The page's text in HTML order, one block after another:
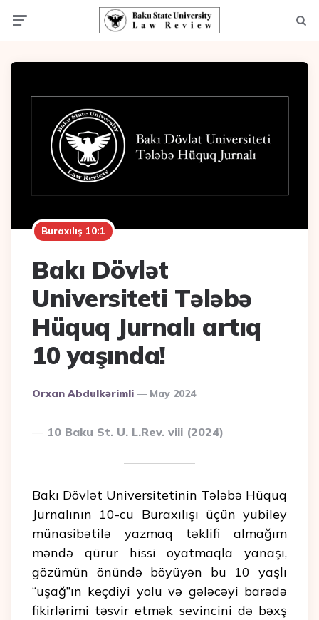
Buraxılış 10:1
Bakı Dövlət
Universiteti Tələbə
Hüquq Jurnalı artıq
10 yaşında!
Posted
Orxan Abdulkərimli May 2024
10 Baku St. U. L.Rev. viii (2024)
Bakı Dövlət Universitetinin Tələbə Hüquq
Jurnalının 10-cu Buraxılışı üçün yubiley
münasibətilə yazmaq təklifi almağım
məndə qürur hissi oyatmaqla yanaşı,
gözümün önündə böyüyən bu 10 yaşlı
“uşağ”ın keçdiyi yolu və gələcəyi barədə
fikirlərimi təsvir etmək sevincini də bəxş